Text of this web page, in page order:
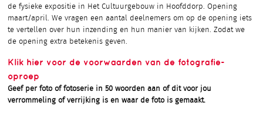
de fysieke expositie in Het Cultuurgebouw in Hoofddorp. Opening
maart/april. We vragen een aantal deelnemers om op de opening iets
te vertellen over hun inzending en hun manier van kijken. Zodat we
de opening extra betekenis geven.
Klik hier voor de voorwaarden van de fotografie-
oproep
Geef per foto of fotoserie in 50 woorden aan of dit voor jou
verrommeling of verrijking is en waar de foto is gemaakt.